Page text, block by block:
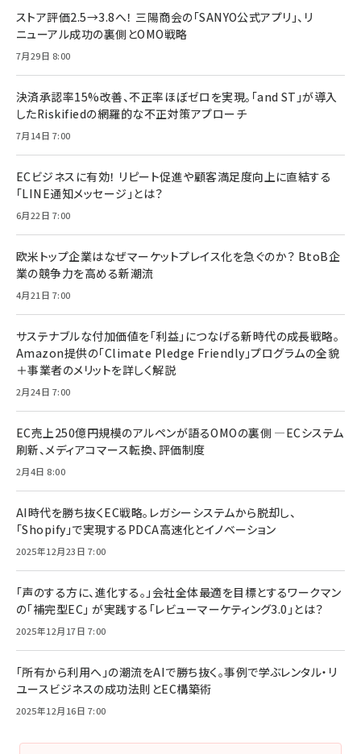
ストア評価2.5→3.8へ！ 三陽商会の「SANYO公式アプリ」、リ
ニューアル成功の裏側とOMO戦略
7月29日 8:00
決済承認率15%改善、不正率ほぼゼロを実現。「and ST」が導入
したRiskifiedの網羅的な不正対策アプローチ
7月14日 7:00
ECビジネスに有効！ リピート促進や顧客満足度向上に直結する
「LINE通知メッセージ」とは？
6月22日 7:00
欧米トップ企業はなぜマーケットプレイス化を急ぐのか？ BtoB企
業の競争力を高める新潮流
4月21日 7:00
サステナブルな付加価値を「利益」につなげる新時代の成長戦略。
Amazon提供の「Climate Pledge Friendly」プログラムの全貌
＋事業者のメリットを詳しく解説
2月24日 7:00
EC売上250億円規模のアルペンが語るOMOの裏側 ―ECシステム
刷新、メディアコマース転換、評価制度
2月4日 8:00
AI時代を勝ち抜くEC戦略。レガシーシステムから脱却し、
「Shopify」で実現するPDCA高速化とイノベーション
2025年12月23日 7:00
「声のする方に、進化する。」会社全体最適を目標とするワークマン
の「補完型EC」 が実践する「レビューマーケティング3.0」とは？
2025年12月17日 7:00
「所有から利用へ」の潮流をAIで勝ち抜く。事例で学ぶレンタル・リ
ユースビジネスの成功法則とEC構築術
2025年12月16日 7:00